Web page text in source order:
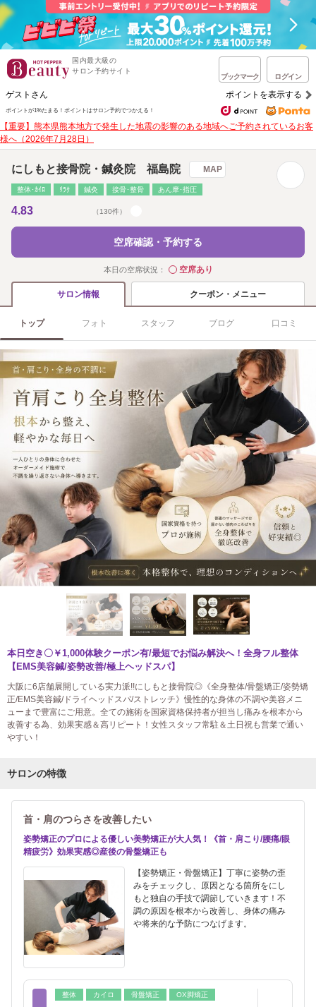
国内最大級の
サロン予約サイト
ブックマーク ログイン
ゲストさん ポイントを表示する
ポイントが1%たまる！ ポイントはサロン予約でつかえる！
【重要】熊本県熊本地方で発生した地震の影響のある地域へご予約されているお客
様へ（2026年7月28日）
にしもと接骨院・鍼灸院 福島院 MAP
整体･ｶｲﾛ ﾘﾗｸ 鍼灸 接骨･整骨 あん摩･指圧
4.83 （130件）
空席確認・予約する
本日の空席状況： ◯空席あり
サロン情報 クーポン・メニュー
トップ フォト スタッフ ブログ 口コミ
本日空き〇￥1,000体験クーポン有/最短でお悩み解決へ！全身フル整体
【EMS美容鍼/姿勢改善/極上ヘッドスパ】
大阪に6店舗展開している実力派!!にしもと接骨院◎《全身整体/骨盤矯正/姿勢矯
正/EMS美容鍼/ドライヘッドスパ/ストレッチ》慢性的な身体の不調や美容メニ
ューまで豊富にご用意。全ての施術を国家資格保持者が担当し痛みを根本から
改善する為、効果実感＆高リピート！女性スタッフ常駐＆土日祝も営業で通い
やすい！
サロンの特徴
首・肩のつらさを改善したい
姿勢矯正のプロによる優しい美勢矯正が大人気！《首・肩こり/腰痛/眼
精疲労》効果実感◎産後の骨盤矯正も
【姿勢矯正・骨盤矯正】丁寧に姿勢の歪
みをチェックし、原因となる箇所をにし
もと独自の手技で調節していきます！不
調の原因を根本から改善し、身体の痛み
や将来的な予防につなげます。
整体 カイロ 骨盤矯正 OX脚矯正